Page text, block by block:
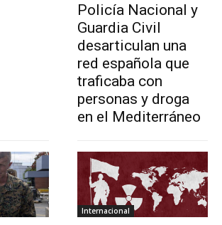
Policía Nacional y
Guardia Civil
desarticulan una
red española que
traficaba con
personas y droga
en el Mediterráneo
Internacional